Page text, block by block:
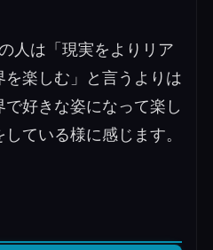
人は「現実をよりリア
楽しむ」と言うよりは
で好きな姿になって楽し
ている様に感じます。